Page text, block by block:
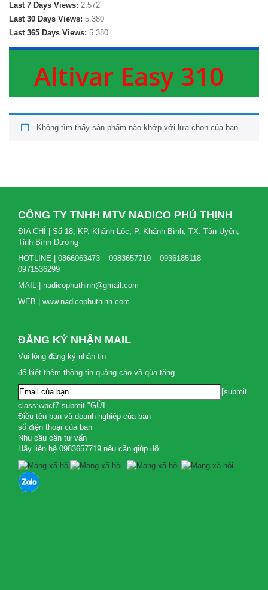
Last 7 Days Views: 2.572
Last 30 Days Views: 5.380
Last 365 Days Views: 5.380
Altivar Easy 310
Không tìm thấy sản phẩm nào khớp với lựa chọn của bạn.
CÔNG TY TNHH MTV NADICO PHÚ THỊNH
ĐỊA CHỈ | Số 18, KP. Khánh Lộc, P. Khánh Bình, TX. Tân Uyên,
Tỉnh Bình Dương
HOTLINE | 0866063473 – 0983657719 – 0936185118 –
0971536299
MAIL | nadicophuthinh@gmail.com
WEB | www.nadicophuthinh.com
ĐĂNG KÝ NHẬN MAIL
Vui lòng đăng ký nhận tin
để biết thêm thông tin quảng cáo và qùa tặng
[submit
class:wpcf7-submit "GỬI
Điều tên bạn và doanh nghiệp của bạn
số điện thoại của bạn
Nhu cầu cần tư vấn
Hãy liên hệ 0983657719 nếu cần giúp đỡ